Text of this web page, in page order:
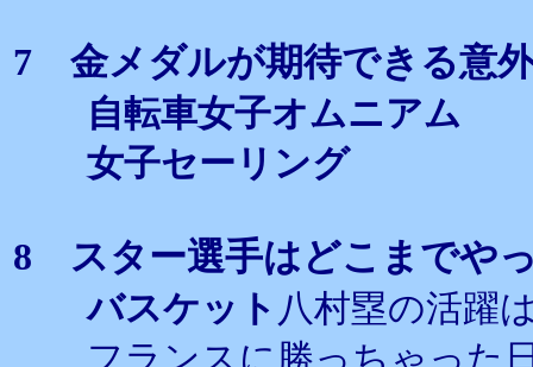
7 金メダルが期待できる意
自転車女子オムニアム
女子セーリング
8 スター選手はどこまでや
バスケット 八村塁の活躍
フランスに勝っちゃった